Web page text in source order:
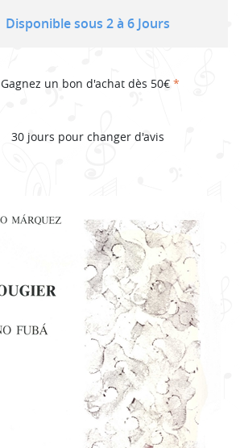
Disponible sous 2 à 6 Jours
Gagnez un bon d'achat dès 50€ *
30 jours pour changer d'avis